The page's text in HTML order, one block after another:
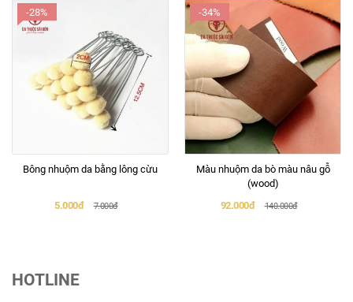
-28%
Bông nhuộm da bằng lông cừu
5.000đ 7.000đ
-34%
Màu nhuộm da bò màu nâu gỗ
(wood)
92.000đ
140.000đ
HOTLINE